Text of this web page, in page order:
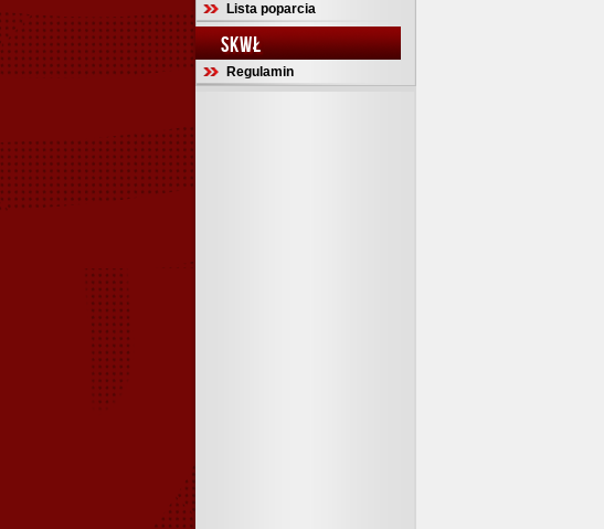
Lista poparcia
SKWŁ
Regulamin